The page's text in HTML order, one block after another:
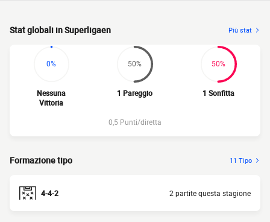
Stat globali in Superligaen Più stat
0%
Nessuna
Vittoria
50%
1 Pareggio
50%
1 Sonfitta
0,5 Punti/diretta
Formazione tipo 11 Tipo
4-4-2 2 partite questa stagione